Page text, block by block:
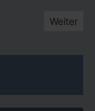
Nächster
Weiter